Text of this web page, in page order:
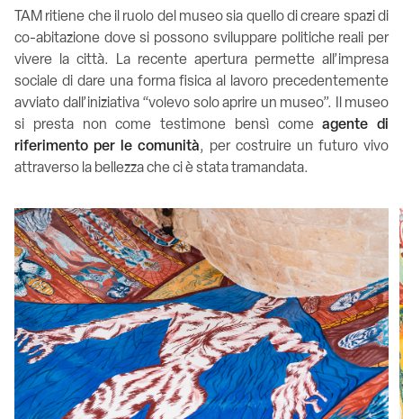
TAM ritiene che il ruolo del museo sia quello di creare spazi di
co-abitazione dove si possono sviluppare politiche reali per
vivere la città. La recente apertura permette all’impresa
sociale di dare una forma fisica al lavoro precedentemente
avviato dall’iniziativa “volevo solo aprire un museo”. Il museo
si presta non come testimone bensì comeagente di
riferimento per le comunità, per costruire un futuro vivo
attraverso la bellezza che ci è stata tramandata.